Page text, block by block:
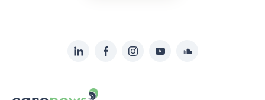
LinkedInFacebookInstagramYouTubeSoundcloud